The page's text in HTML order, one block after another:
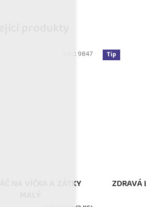
NA VÍČKA A ZÁTKY
Kód: 9847 Tip